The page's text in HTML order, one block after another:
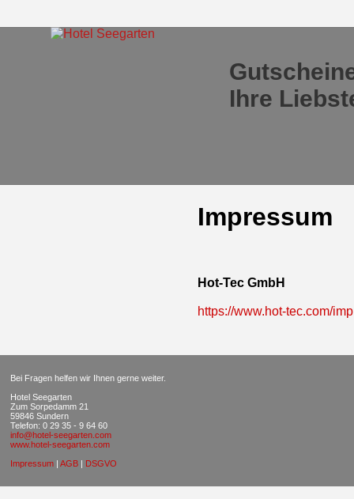
Ihre
Impressum
Hot-Tec GmbH
https://www.hot-tec.com/
Bei Fragen helfen wir Ihnen gerne weiter.
Hotel Seegarten
Zum Sorpedamm 21
59846 Sundern
Telefon: 0 29 35 - 9 64 60
info@hotel-seegarten.com
www.hotel-seegarten.com
Impressum | AGB | DSGVO